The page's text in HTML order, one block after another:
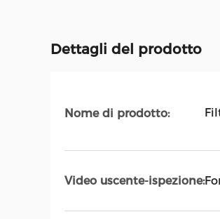
Dettagli del prodotto
Nome di prodotto:
Video uscente-ispezione: